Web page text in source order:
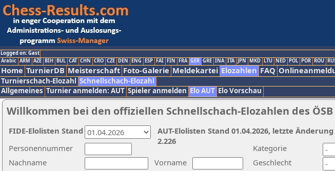
Logged on: Gast
Arabic ARM AZE BIH BUL CAT CHN CRO CZE DEN ENG ESP FAI FIN FRA GER GRE INA ITA JPN MKD LTU NED POL POR ROU
Home TurnierDB Meisterschaft Foto-Galerie Meldekartei Elozahlen FAQ
Turnierschach-Elozahl Schnellschach-Elozahl
Allgemeines Turnier anmelden: AUT Spieler anmelden Elo AUT Elo Vorschau
Willkommen bei den offiziellen Schnellschach-Elozahlen des ÖSB
Nachname
Vorname
Kategorie
Personennummer
Geschlecht
AUT-Elolisten Stand 01.04.2026, letzte
2.226
FIDE-Elolisten Stand